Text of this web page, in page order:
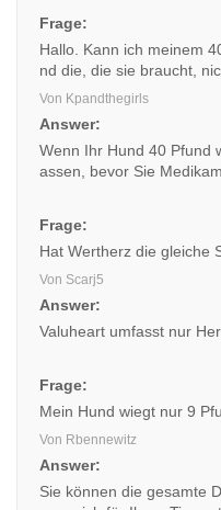
Frage:
Hallo. Kann ich meinem
nd die, die sie braucht,
Von Kpandthegirls
Answer:
Wenn Ihr Hund 40 Pfund
assen, bevor Sie
Frage:
Hat Wertherz die gleiche
Von Scarj5
Answer:
Valuheart umfasst nur
Frage:
Mein Hund wiegt nur 9
Von Rbennewitz
Answer:
Sie können die gesamte